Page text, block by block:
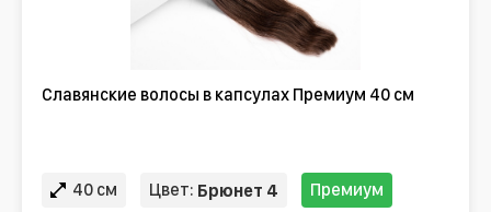
Славянские волосы в капсулах Премиум 40 см
40 см Цвет: Брюнет 4 Премиум